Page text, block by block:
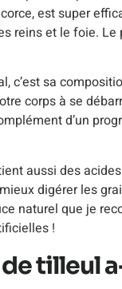
est super
reins et le foie. Le
c’est sa
corps à se
d’un
aussi des
digérer les
naturel que je
!
tilleul